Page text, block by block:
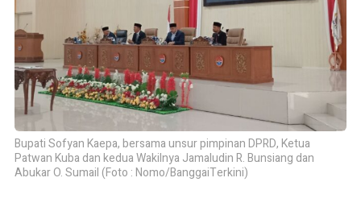
Bupati Sofyan Kaepa, bersama unsur pimpinan DPRD, Ketua
Patwan Kuba dan kedua Wakilnya Jamaludin R. Bunsiang dan
Abukar O. Sumail (Foto : Nomo/BanggaiTerkini)